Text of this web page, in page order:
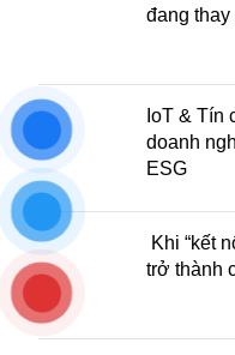
đang thay
IoT & Tín
doanh
ESG
Khi “kết
trở thành